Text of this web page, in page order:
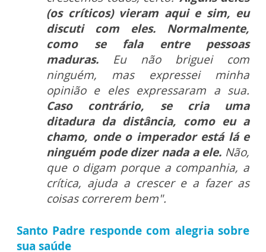
(os críticos) vieram aqui e sim, eu
discuti com eles. Normalmente,
como se fala entre pessoas
maduras. Eu não briguei com
ninguém, mas expressei minha
opinião e eles expressaram a sua.
Caso contrário, se cria uma
ditadura da distância, como eu a
chamo, onde o imperador está lá e
ninguém pode dizer nada a ele. Não,
que o digam porque a companhia, a
crítica, ajuda a crescer e a fazer as
coisas correrem bem".
Santo Padre responde com alegria sobre
sua saúde